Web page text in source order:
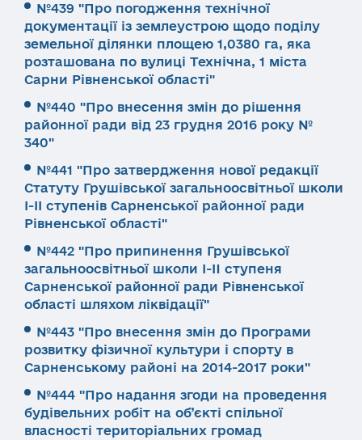
№439 "Про погодження технічної
документації із землеустрою щодо поділу
земельної ділянки площею 1,0380 га, яка
розташована по вулиці Технічна, 1 міста
Сарни Рівненської області"
№440 "Про внесення змін до рішення
районної ради від 23 грудня 2016 року №
340"
№441 "Про затвердження нової редакції
Статуту Грушівської загальноосвітньої школи
І-ІІ ступенів Сарненської районної ради
Рівненської області"
№442 "Про припинення Грушівської
загальноосвітньої школи I-II ступеня
Сарненської районної ради Рівненської
області шляхом ліквідації"
№443 "Про внесення змін до Програми
розвитку фізичної культури і спорту в
Сарненському районі на 2014-2017 роки"
№444 "Про надання згоди на проведення
будівельних робіт на об’єкті спільної
власності територіальних громад